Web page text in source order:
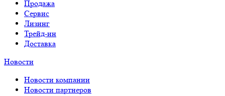
Продажа
Сервис
Лизинг
Трейд-ин
Доставка
Новости
Новости компании
Новости партнеров